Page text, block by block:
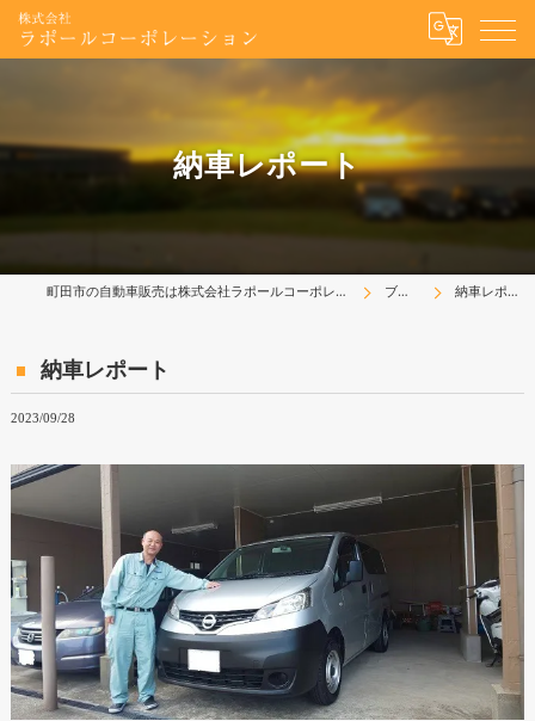
納車レポート
町田市の自動車販売は株式会社ラポールコーポレーション ブログ 納車レポート
納車レポート
2023/09/28